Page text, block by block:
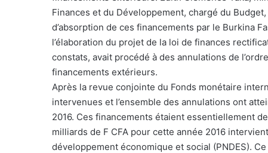
Finances et du Développement, chargé du
d’absorption de ces financements par le Burkina
l’élaboration du projet de la loi de finances
constats, avait procédé à des annulations de
financements extérieurs.
Après la revue conjointe du Fonds monétaire
intervenues et l’ensemble des annulations ont
2016. Ces financements étaient essentiellement
milliards de F CFA pour cette année 2016
développement économique et social (PNDES).